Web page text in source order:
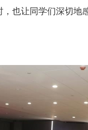
也让同学们深切地